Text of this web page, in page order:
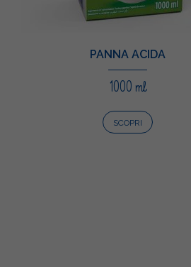
PANNA ACIDA
1000 ml
SCOPRI